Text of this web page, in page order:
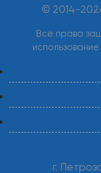
© 2014-
Все права
г.